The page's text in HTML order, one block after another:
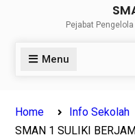
Pejabat
Menu
Home
Info Sekolah
SMAN 1 SULIKI